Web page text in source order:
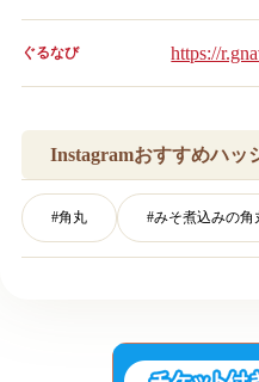
ぐるなび https://
Instagramおすすめハッ
#角丸 #みそ煮込みの角